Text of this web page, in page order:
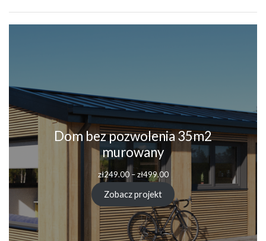
Dom bez pozwolenia 35m2
murowany
zł249.00 – zł499.00Zakres
od
zł249.00
do
zł499.00
Zobacz projekt